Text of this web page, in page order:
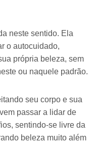
neste sentido. Ela
o autocuidado,
própria beleza, sem
ou naquele padrão.
seu corpo e sua
passar a lidar de
sentindo-se livre da
beleza muito além